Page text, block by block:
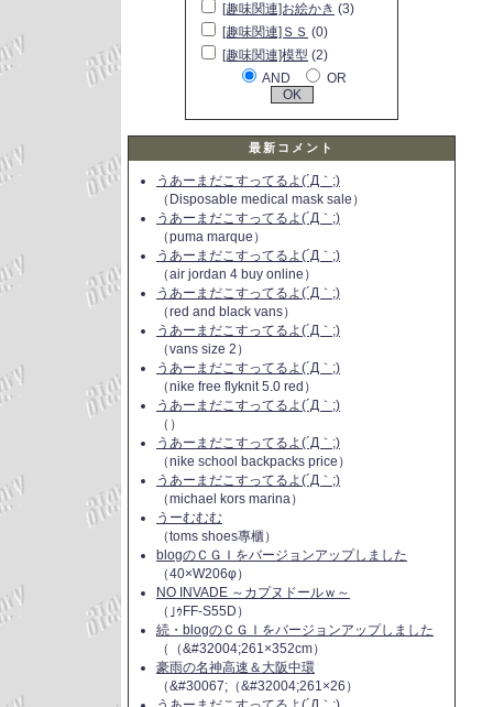
[趣味関連]お絵かき (3)
[趣味関連]ＳＳ (0)
[趣味関連]模型 (2)
AND
OR
最新コメント
うあーまだこすってるよ(´Д｀;)
（Disposable medical mask sale）
うあーまだこすってるよ(´Д｀;)
（puma marque）
うあーまだこすってるよ(´Д｀;)
（air jordan 4 buy online）
うあーまだこすってるよ(´Д｀;)
（red and black vans）
うあーまだこすってるよ(´Д｀;)
（vans size 2）
うあーまだこすってるよ(´Д｀;)
（nike free flyknit 5.0 red）
うあーまだこすってるよ(´Д｀;)
（）
うあーまだこすってるよ(´Д｀;)
（nike school backpacks price）
うあーまだこすってるよ(´Д｀;)
（michael kors marina）
うーむむむ
（toms shoes專櫃）
blogのＣＧＩをバージョンアップしました
（40×W206φ）
NO INVADE ～カプヌドールｗ～
（｣ｩFF-S55D）
続・blogのＣＧＩをバージョンアップしました
（（&#32004;261×352cm）
豪雨の名神高速＆大阪中環
（&#30067;（&#32004;261×26）